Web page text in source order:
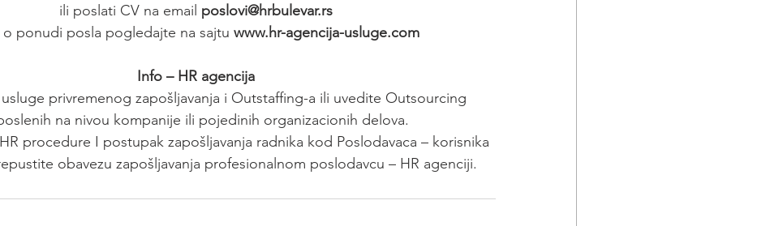
ili poslati CV na email poslovi@hrbulevar.rs
o ponudi posla pogledajte na sajtu www.hr-agencija-usluge.com
Info – HR agencija
privremenog zapošljavanja i Outstaffing-a ili uvedite Outsourcing
na nivou kompanije ili pojedinih organizacionih delova.
procedure I postupak zapošljavanja radnika kod Poslodavaca – korisnika
obavezu zapošljavanja profesionalnom poslodavcu – HR agenciji.